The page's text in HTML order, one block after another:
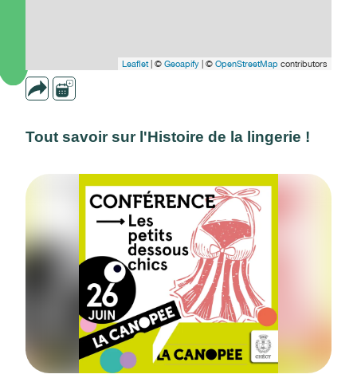
Leaflet| © Geoapify | © OpenStreetMap contributors
Tout savoir sur l'Histoire de la lingerie !